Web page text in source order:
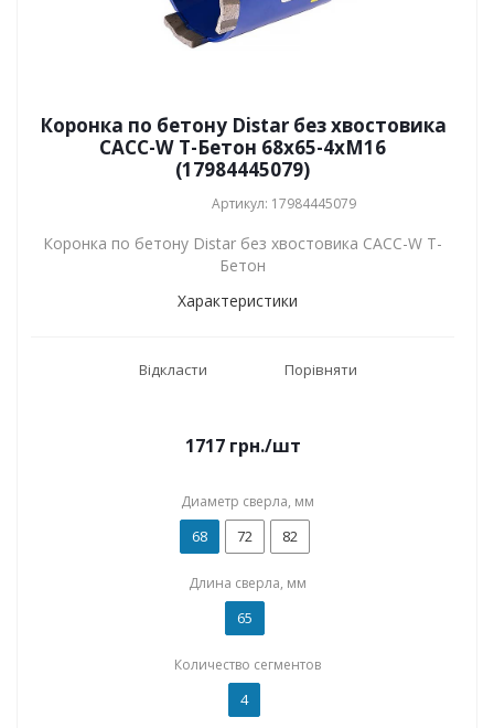
Коронка по бетону Distar без хвостовика
САСС-W Т-Бетон 68x65-4xМ16
(17984445079)
Артикул: 17984445079
Коронка по бетону Distar без хвостовика САСС-W Т-
Бетон
Характеристики
Відкласти Порівняти
1717 грн./шт
Диаметр сверла, мм
68 72 82
Длина сверла, мм
65
Количество сегментов
4